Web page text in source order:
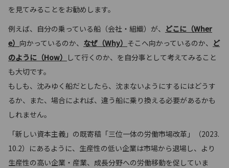
を見てみることをお勧めします。
例えば、自分の乗っている船（会社・組織）が、 どこに（Wher
e） 向かっているのか、 なぜ（Why） そこへ向かっているのか、 ど
のように（How） して行くのか、を自分事として考えてみること
も大切です。
もしも、沈みゆく船だとしたら、沈まないようにするにはどうす
るか、また、場合によれば、違う船に乗り換える必要があるかも
しれません。
「新しい資本主義」の既寄稿「三位一体の労働市場改革」（2023.
10.2）にあるように、生産性の低い企業は市場から退場し、より
生産性の高い企業・産業、成長分野への労働移動を促していま